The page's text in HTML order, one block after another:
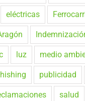
eléctricas
luz medio
publicidad
salud